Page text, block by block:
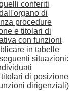
conferiti
di
procedure
e titolari di
con funzioni
in tabelle
situazioni:
di posizione
dirigenziali)